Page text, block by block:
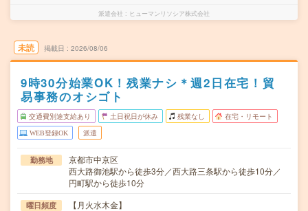
派遣会社 ヒューマンリソシア株式会社
未読 掲載日 2026/08/06
9時30分始業OK！残業ナシ＊週2日在宅！貿
易事務のオシゴト
交通費別途支給あり 土日祝日が休み 残業なし 在宅・リモート
WEB登録OK 派遣
勤務地
京都市中京区
西大路御池駅から徒歩3分／西大路三条駅から徒歩10分／
円町駅から徒歩10分
曜日頻度 【月火水木金】